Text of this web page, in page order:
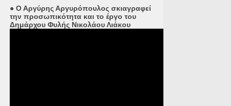
● Ο Αργύρης Αργυρόπουλος σκιαγραφεί
την προσωπικότητα και το έργο του
Δημάρχου Φυλής Νικολάου Λιάκου